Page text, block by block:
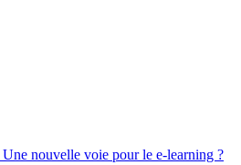
nouvelle voie pour le e-learning ?